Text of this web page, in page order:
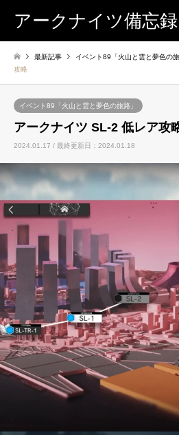
アークナイツ備忘録
最新記事 イベント89「火山と雲と夢色の旅
攻略
イベント89「火山と雲と夢色の旅路」
アークナイツ SL-2 低レア攻
2024.01.17 / 最終更新日：2024.01.18